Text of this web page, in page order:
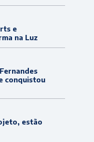
e
na Luz
conquistou
estão